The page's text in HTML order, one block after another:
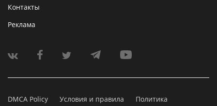
Контакты
Реклама
DMCA Policy Условия и правила Политика